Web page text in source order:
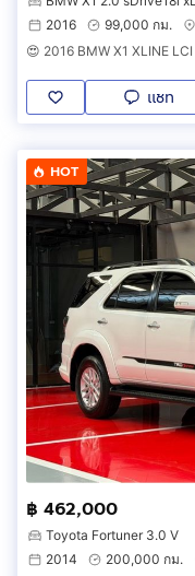
2016
99,000 กม.
แชท
HOT
฿ 462,000
Toyota Fortuner 3.0 V
2014
200,000 กม.